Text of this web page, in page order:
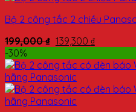
Bộ 2 công tắc 2 chiều
199,000₫ 139,300 ₫
-30%